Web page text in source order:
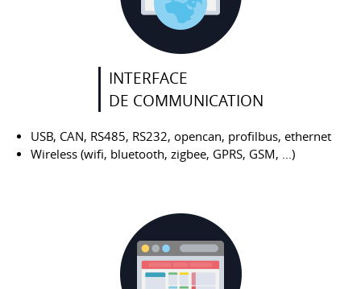
INTERFACE
DE COMMUNICATION
USB, CAN, RS485, RS232, opencan, profilbus, ethernet
Wireless (wifi, bluetooth, zigbee, GPRS, GSM, ...)